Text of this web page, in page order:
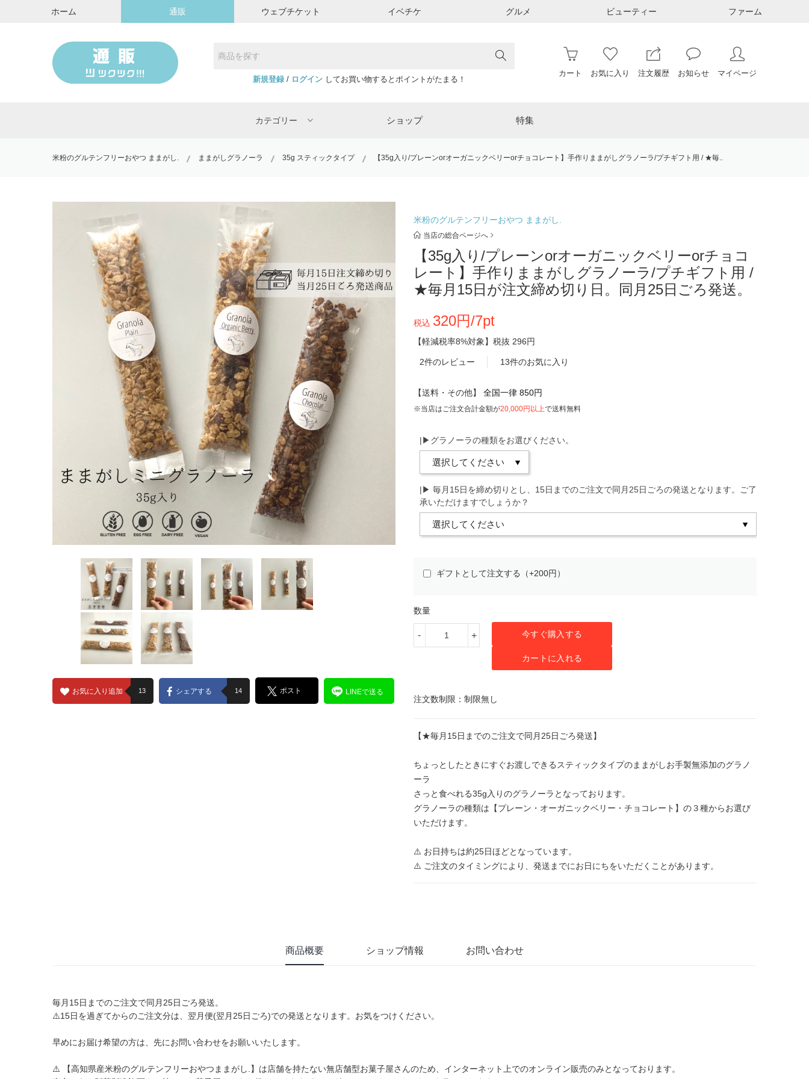
ホーム 通販 ウェブチケット イベチケ グルメ ビューティー ファーム
新規登録/ ログインしてお買い物するとポイントがたまる！
カート お気に入り 注文履歴 お知らせ マイページ
カテゴリー ショップ 特集
米粉のグルテンフリーおやつ ままがし. ままがしグラノーラ 35g スティックタイプ 【35g入り/プレーンorオーガニックベリーorチョコレート】手作りままがしグラノーラ/プチギフト用 / ★毎..
お気に入り追加 13 シェアする 14 ポスト LINEで送る
米粉のグルテンフリーおやつ ままがし.
当店の総合ページへ
【35g入り/プレーンorオーガニックベリーorチョコ
レート】手作りままがしグラノーラ/プチギフト用 /
★毎月15日が注文締め切り日。同月25日ごろ発送。
税込 320円/7pt
【軽減税率8%対象】 税抜 296円
2件のレビュー 13件のお気に入り
【送料・その他】 全国一律 850円
※当店はご注文合計金額が20,000円以上で送料無料
|▶︎グラノーラの種類をお選びください。
|▶︎ 毎月15日を締め切りとし、15日までのご注文で同月25日ごろの発送となります。ご了
承いただけますでしょうか？
ギフトとして注文する（+200円）
数量
- + 今すぐ購入する
カートに入れる
注文数制限：制限無し
【★毎月15日までのご注文で同月25日ごろ発送】
ちょっとしたときにすぐお渡しできるスティックタイプのままがしお手製無添加のグラノ
ーラ
さっと食べれる35g入りのグラノーラとなっております。
グラノーラの種類は【プレーン・オーガニックベリー・チョコレート】の３種からお選び
いただけます。
⚠️ お日持ちは約25日ほどとなっています。
⚠️ ご注文のタイミングにより、発送までにお日にちをいただくことがあります。
商品概要 ショップ情報 お問い合わせ
毎月15日までのご注文で同月25日ごろ発送。
⚠️15日を過ぎてからのご注文分は、翌月便(翌月25日ごろ)での発送となります。お気をつけください。
早めにお届け希望の方は、先にお問い合わせをお願いいたします。
⚠️ 【高知県産米粉のグルテンフリーおやつままがし.】は店舗を持たない無店舗型お菓子屋さんのため、インターネット上でのオンライン販売のみとなっております。